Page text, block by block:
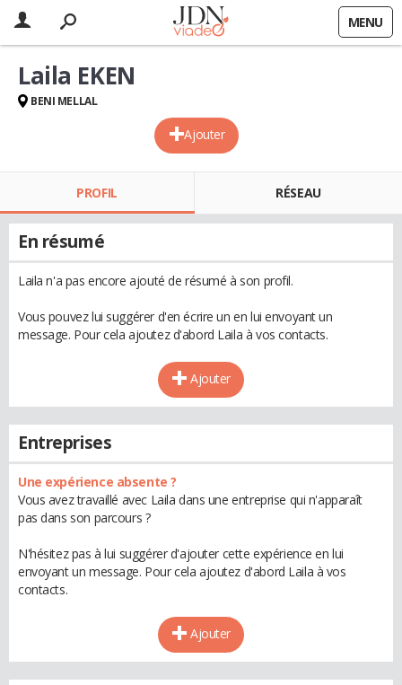
MENU
Ajouter
Laila EKEN
BENI MELLAL
PROFIL RÉSEAU
En résumé
Laila n'a pas encore ajouté de résumé à son profil.
Vous pouvez lui suggérer d'en écrire un en lui envoyant un
message. Pour cela ajoutez d'abord Laila à vos contacts.
Ajouter
Entreprises
Une expérience absente ?
Vous avez travaillé avec Laila dans une entreprise qui n'apparaît
pas dans son parcours ?
N'hésitez pas à lui suggérer d'ajouter cette expérience en lui
envoyant un message. Pour cela ajoutez d'abord Laila à vos
contacts.
Ajouter